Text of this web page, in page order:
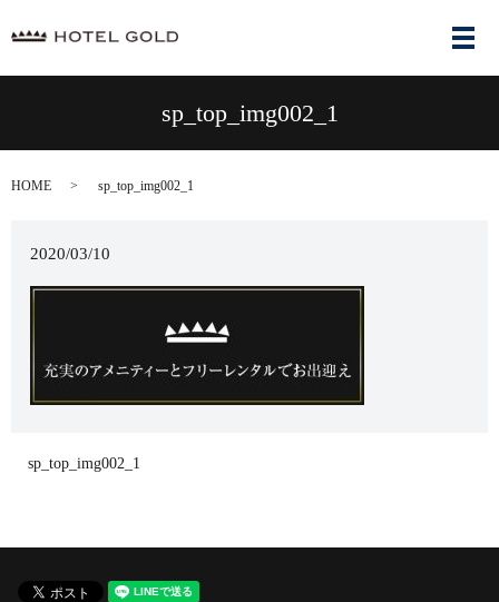
メ
sp_top_img002_1
HOME sp_top_img002_1
2020/03/10
sp_top_img002_1